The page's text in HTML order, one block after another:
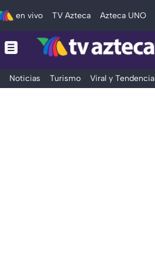
en vivo TV Azteca Azteca UNO
Noticias Turismo Viral y Tendencia